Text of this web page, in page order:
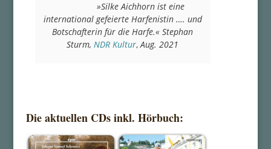
»Silke Aichhorn ist eine
international gefeierte Harfenistin …. und
Botschafterin für die Harfe.«Stephan
Sturm,NDR Kultur,Aug. 2021
Die aktuellen CDs inkl. Hörbuch: